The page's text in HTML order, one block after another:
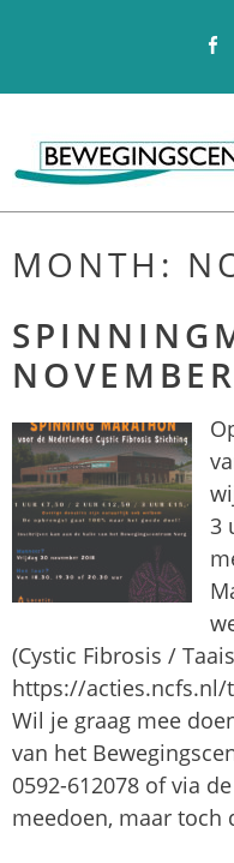
MONTH:
NOVEMBER
3
(Cystic Fibrosis /
https://
Wil je graag mee
van het
0592-612078 of via
meedoen, maar toch